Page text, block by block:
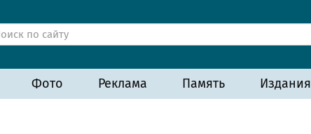
Фото Реклама Память Издания